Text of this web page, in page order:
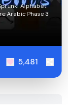
Alphabet
Arabic Phase 3
5,481